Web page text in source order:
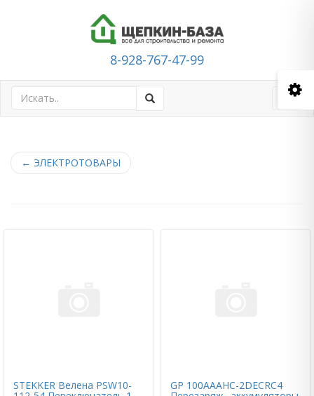
8-928-767-47-99
← ЭЛЕКТРОТОВАРЫ
STEKKER Велена PSW10- GP 100AAAHC-2DECRC4